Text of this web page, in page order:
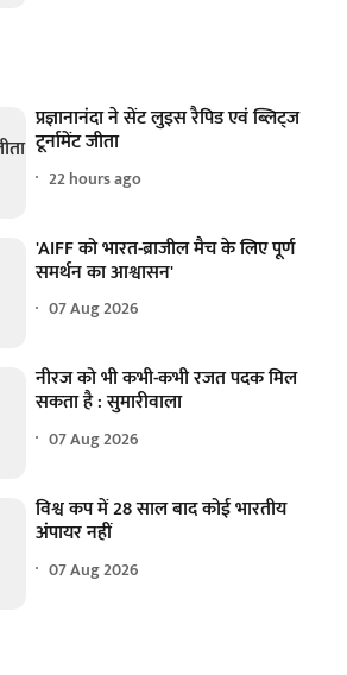
प्रज्ञानानंदा ने सेंट लुइस रैपिड एवं ब्लिट्ज
टूर्नामेंट जीता
22 hours ago
'AIFF को भारत-ब्राजील मैच के लिए पूर्ण
समर्थन का आश्वासन'
07 Aug 2026
नीरज को भी कभी-कभी रजत पदक मिल
सकता है : सुमारीवाला
07 Aug 2026
विश्व कप में 28 साल बाद कोई भारतीय
अंपायर नहीं
07 Aug 2026